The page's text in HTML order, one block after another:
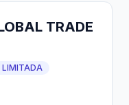
TRADE
LIMITADA